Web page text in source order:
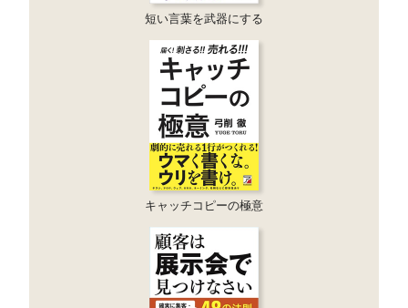
短い言葉を武器にする
キャッチコピーの極意